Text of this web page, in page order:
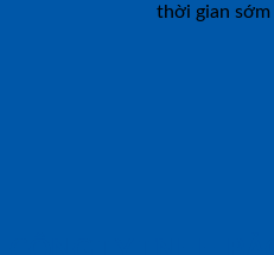
thời gian